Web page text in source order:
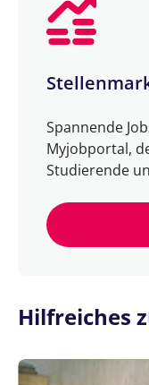
Spannende
Myjobportal,
Studierende
Hilfreiches